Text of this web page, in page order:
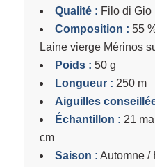
Qualité : Filo di Gio
Composition : 55
Laine vierge Mérinos
Poids : 50 g
Longueur : 250 m
Aiguilles
Échantillon : 21
cm
Saison : Automne /